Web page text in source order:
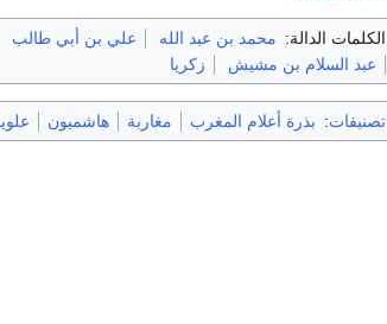
الكلمات الدالة: محمد بن عبد الله علي بن أبي طالب
عبد السلام بن مشيش
زكريا
تصنيفات: بذرة أعلام المغرب مغاربة هاشميون